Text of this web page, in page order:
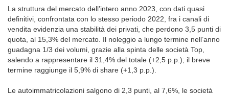
La struttura del mercato dell’intero anno 2023, con dati quasi
definitivi, confrontata con lo stesso periodo 2022, fra i canali di
vendita evidenzia una stabilità dei privati, che perdono 3,5 punti di
quota, al 15,3% del mercato. Il noleggio a lungo termine nell’anno
guadagna 1/3 dei volumi, grazie alla spinta delle società Top,
salendo a rappresentare il 31,4% del totale (+2,5 p.p.); il breve
termine raggiunge il 5,9% di share (+1,3 p.p.).
Le autoimmatricolazioni salgono di 2,3 punti, al 7,6%, le società